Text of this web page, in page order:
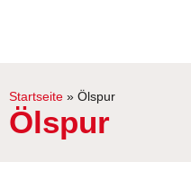
Startseite » Ölspur
Ölspur